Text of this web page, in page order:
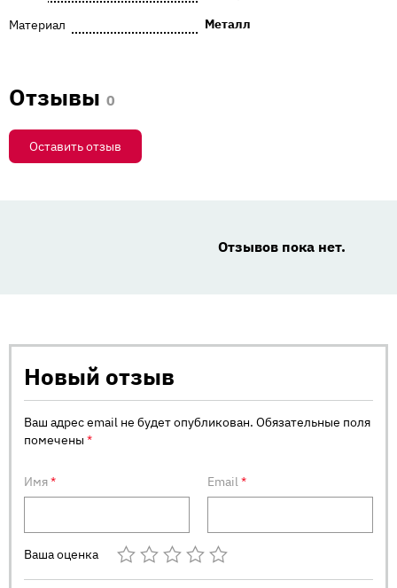
Материал
Металл
Отзывы 0
Оставить отзыв
Отзывов пока нет.
Новый отзыв
Ваш адрес email не будет опубликован. Обязательные поля
помечены*
Имя* Email*
Ваша оценка